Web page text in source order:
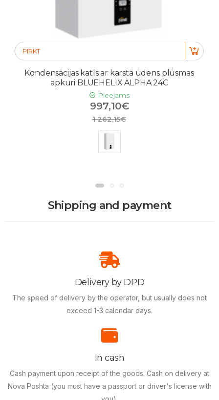
PIRKT
Kondensācijas katls ar karstā ūdens plūsmas
apkuri BLUEHELIX ALPHA 24C
Pieejams
997,10€
1 262,15€
Shipping and payment
Delivery by DPD
The speed of delivery by the operator, but usually does not
exceed 1-3 calendar days.
In cash
Cash payment upon receipt of the goods. Cash on delivery at
Nova Poshta (you must have a passport or driver's license with